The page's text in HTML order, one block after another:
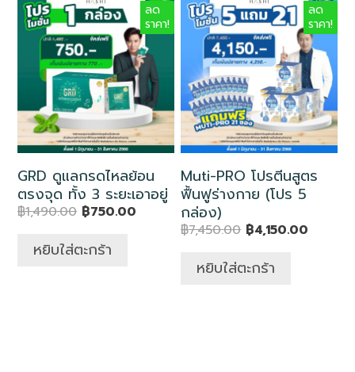
ลด
ราคา!
GRD ดูแลกรดไหลย้อน
ตรงจุด ทั้ง 3 ระยะเอาอยู่
฿1,490.00 ฿750.00
หยิบใส่ตะกร้า
ลด
ราคา!
Muti-PRO โปรตีนสูตร
ฟื้นฟูร่างกาย (โปร 5
กล่อง)
฿7,450.00 ฿4,150.00
หยิบใส่ตะกร้า